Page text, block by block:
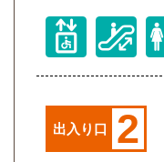
出入り口 2